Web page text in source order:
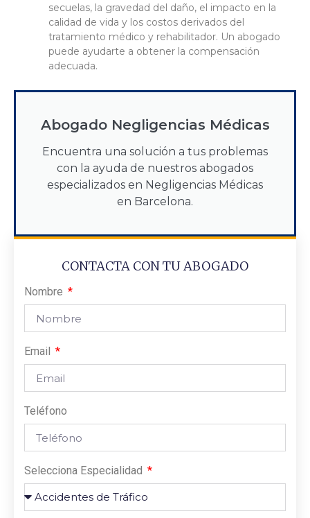
secuelas, la gravedad del daño, el impacto en la
calidad de vida y los costos derivados del
tratamiento médico y rehabilitador. Un abogado
puede ayudarte a obtener la compensación
adecuada.
Abogado Negligencias Médicas
Encuentra una solución a tus problemas
con la ayuda de nuestros abogados
especializados en Negligencias Médicas
en Barcelona.
CONTACTA CON TU ABOGADO
Nombre
Email
Teléfono
Selecciona Especialidad